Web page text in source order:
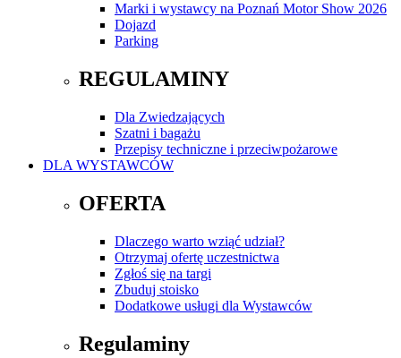
Marki i wystawcy na Poznań Motor Show 2026
Dojazd
Parking
REGULAMINY
Dla Zwiedzających
Szatni i bagażu
Przepisy techniczne i przeciwpożarowe
DLA WYSTAWCÓW
OFERTA
Dlaczego warto wziąć udział?
Otrzymaj ofertę uczestnictwa
Zgłoś się na targi
Zbuduj stoisko
Dodatkowe usługi dla Wystawców
Regulaminy